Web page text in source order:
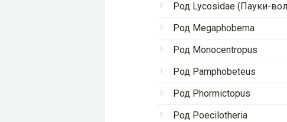
Род Lycosidae (Пауки-
Род Megaphobema
Род Monocentropus
Род Pamphobeteus
Род Phormictopus
Род Poecilotheria